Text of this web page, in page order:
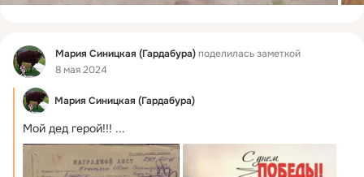
Фид Мария Синицкая (Гардабура)поделилась заметкой
8 мая 2024
Мария Синицкая (Гардабура)
Мой дед герой!!! ...